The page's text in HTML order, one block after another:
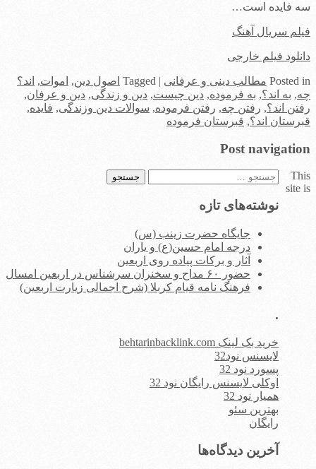
سه فایده است…
فیلم سریال آهنگ
دانلود فیلم خارجی
Posted in مطالب دینی و عرفانی |
Tagged اصول دین, اموات, اند؟
چه, به اند؟, به فرموده, دین چیست, دین و زندگی, دین و عرفان,
رفتن اند؟, رفتن چه, رفتن فرموده, سوالات دین وزندگی, فایده,
قبرستان اند؟, قبرستان فرموده
Post navigation
جستجو
نوشته‌های تازه
جایگاه حضرت زینب (س)
درجه امام حسین(ع) و یاران
آثار و برکات پیاده روی اربعین
حضور ۶۰ مداح و سخنران سرشناس در اربعین امسال
فرهنگ نامه قیام کربلا (شرح اجمالی زیارت اربعین)
.
خرید بک لینک behtarinbacklink.com
لایسنس نود32
پسورد نود 32
اوکلی لایسنس رایگان نود 32
همیار نود 32
بهترین سئو
رایگان
آخرین دیدگاه‌ها
This
site is